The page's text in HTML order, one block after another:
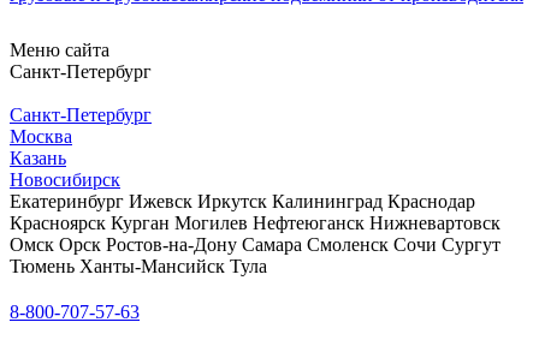
Меню сайта
Санкт-Петербург
Санкт-Петербург
Москва
Казань
Новосибирск
Екатеринбург Ижевск Иркутск Калининград Краснодар
Красноярск Курган Могилев Нефтеюганск Нижневартовск
Омск Орск Ростов-на-Дону Самара Смоленск Сочи Сургут
Тюмень Ханты-Мансийск Тула
8-800-707-57-63